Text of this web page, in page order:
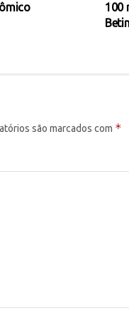
100
são marcados com *